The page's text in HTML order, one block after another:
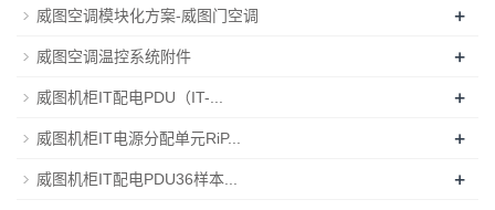
威图空调模块化方案-威图门空调 +
威图空调温控系统附件 +
威图机柜IT配电PDU（IT-... +
威图机柜IT电源分配单元RiP... +
威图机柜IT配电PDU36样本... +